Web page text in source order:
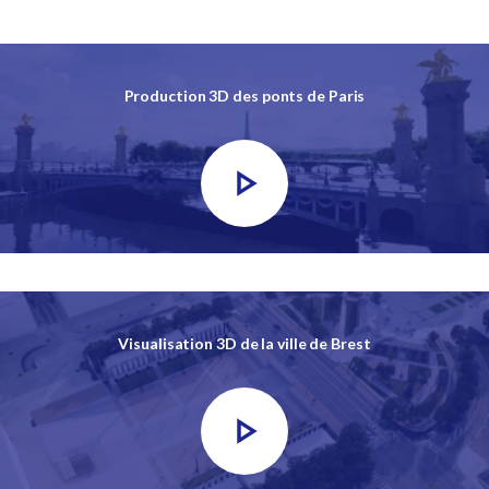
Production 3D des ponts de Paris
Visualisation 3D de la ville de Brest